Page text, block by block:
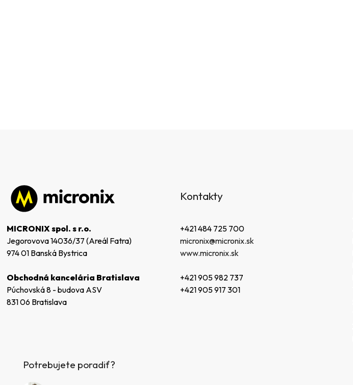
MICRONIX spol. s r.o.
Jegorovova 14036/37 (Areál Fatra)
974 01 Banská Bystrica
Obchodná kancelária Bratislava
Púchovská 8 - budova ASV
831 06 Bratislava
Kontakty
+421 484 725 700
micronix@micronix.sk
www.micronix.sk
+421 905 982 737
+421 905 917 301
Potrebujete poradiť?